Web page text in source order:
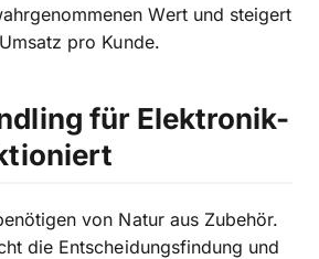
Wert und steigert
pro Kunde.
für Elektronik-
von Natur aus Zubehör.
die Entscheidungsfindung und